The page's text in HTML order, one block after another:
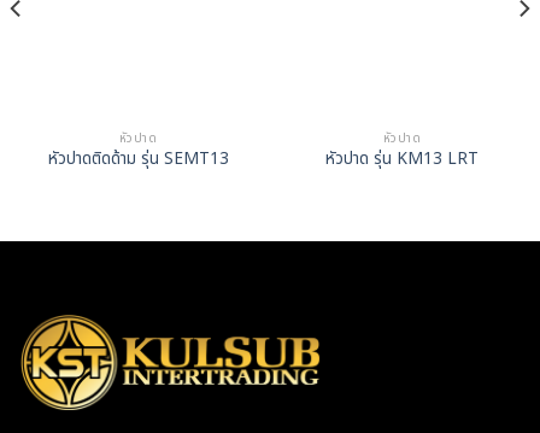
หัวปาด
หัวปาดติดด้าม รุ่น SEMT13
หัวปาด
หัวปาด รุ่น KM13 LRT